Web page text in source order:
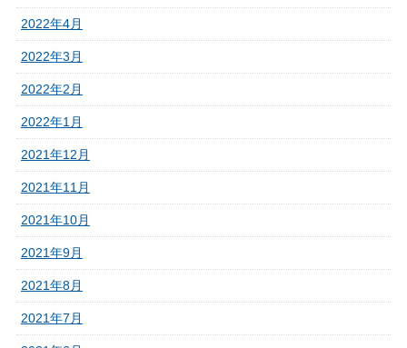
2022年4月
2022年3月
2022年2月
2022年1月
2021年12月
2021年11月
2021年10月
2021年9月
2021年8月
2021年7月